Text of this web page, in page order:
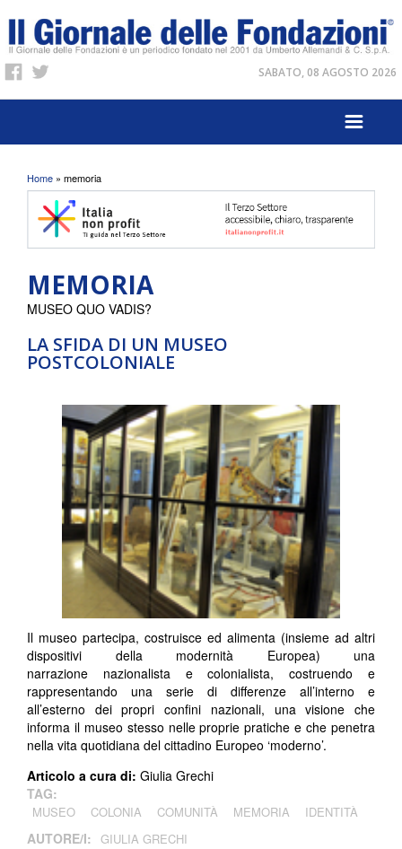
SABATO, 08 AGOSTO 2026
Tu sei qui
Home » memoria
MEMORIA
LA SFIDA DI UN MUSEO
POSTCOLONIALE
MUSEO QUO VADIS?
Il museo partecipa, costruisce ed alimenta (insieme ad altri
dispositivi della modernità Europea) una
narrazione nazionalista e colonialista, costruendo e
rappresentando una serie di differenze all’interno e
all’esterno dei propri confini nazionali, una visione che
informa il museo stesso nelle proprie pratiche e che penetra
nella vita quotidiana del cittadino Europeo ‘moderno’.
Articolo a cura di: Giulia Grechi
TAG:
MUSEO COLONIA COMUNITÀ MEMORIA IDENTITÀ
AUTORE/I: GIULIA GRECHI